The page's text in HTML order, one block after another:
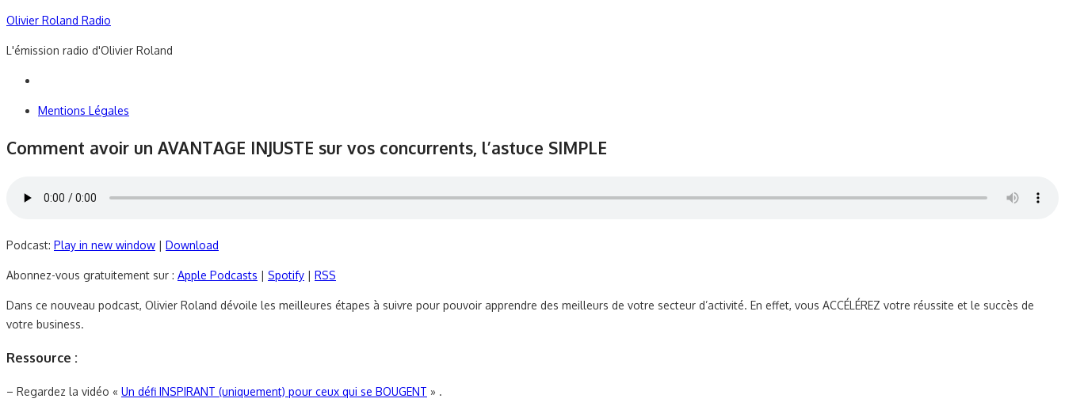
Skip
content
Olivier Roland Radio
L'émission radio d'Olivier Roland
Mentions Légales
Comment avoir un AVANTAGE INJUSTE sur vos concurrents, l’astuce SIMPLE
Podcast: Play in new window | Download
Abonnez-vous gratuitement sur : Apple Podcasts | Spotify | RSS
Dans ce nouveau podcast, Olivier Roland dévoile les meilleures étapes à suivre pour pouvoir apprendre des meilleurs de votre secteur d’activité. En effet, vous ACCÉLÉREZ votre réussite et le succès de
votre business.
Ressource :
– Regardez la vidéo « Un défi INSPIRANT (uniquement) pour ceux qui se BOUGENT » .